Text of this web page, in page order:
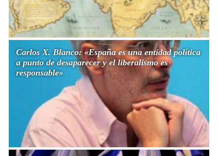
Carlos X. Blanco: «España es una entidad política
a punto de desaparecer y el liberalismo es
responsable»